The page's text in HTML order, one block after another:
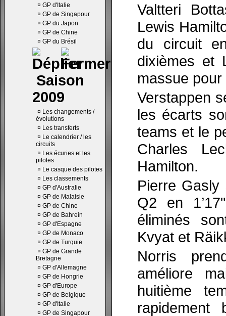
¤ GP d'Italie
¤ GP de Singapour
¤ GP du Japon
¤ GP de Chine
¤ GP du Brésil
Saison
2009
¤ Les changements /
évolutions
¤ Les transferts
¤ Le calendrier / les
circuits
¤ Les écuries et les
pilotes
¤ Le casque des pilotes
¤ Les classements
¤ GP d'Australie
¤ GP de Malaisie
¤ GP de Chine
¤ GP de Bahrein
¤ GP d'Espagne
¤ GP de Monaco
¤ GP de Turquie
¤ GP de Grande
Bretagne
¤ GP d'Allemagne
¤ GP de Hongrie
¤ GP d'Europe
¤ GP de Belgique
¤ GP d'Italie
¤ GP de Singapour
Valtteri
Lewis
du circuit
dixièmes et
massue
Verstappen
les écarts
teams et le
Charles
Hamilton.
Pierre
Q2 en
éliminés
Kvyat et
Norris
améliore
huitième